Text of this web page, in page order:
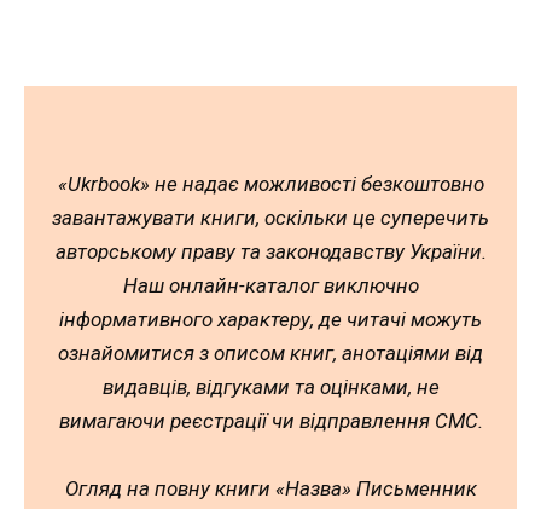
«Ukrbook» не надає можливості безкоштовно
завантажувати книги, оскільки це суперечить
авторському праву та законодавству України.
Наш онлайн-каталог виключно
інформативного характеру, де читачі можуть
ознайомитися з описом книг, анотаціями від
видавців, відгуками та оцінками, не
вимагаючи реєстрації чи відправлення СМС.
Огляд на повну книги «Назва» Письменник